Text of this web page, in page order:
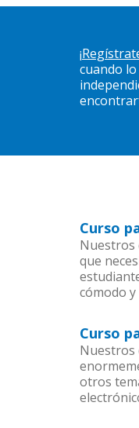
¡
cuando
Curso
Nuestros
que
cómodo
Curso
Nuestros
otros